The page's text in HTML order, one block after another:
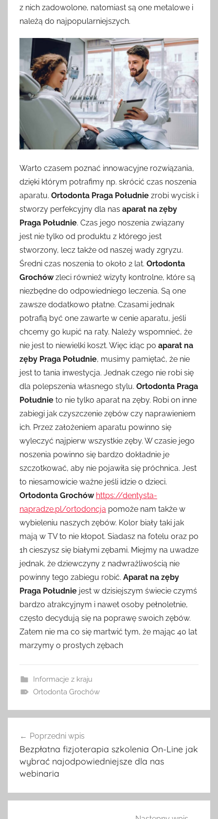
z nich zadowolone, natomiast są one metalowe i
należą do najpopularniejszych.
Warto czasem poznać innowacyjne rozwiązania,
dzięki którym potrafimy np. skrócić czas noszenia
aparatu. Ortodonta Praga Południe zrobi wycisk i
stworzy perfekcyjny dla nas aparat na zęby
Praga Południe. Czas jego noszenia związany
jest nie tylko od produktu z którego jest
stworzony, lecz także od naszej wady zgryzu.
Średni czas noszenia to około 2 lat. Ortodonta
Grochówzleci również wizyty kontrolne, które są
niezbędne do odpowiedniego leczenia. Są one
zawsze dodatkowo płatne. Czasami jednak
potrafią być one zawarte w cenie aparatu, jeśli
chcemy go kupić na raty. Należy wspomnieć, że
nie jest to niewielki koszt. Więc idąc po aparat na
zęby Praga Południe, musimy pamiętać, że nie
jest to tania inwestycja. Jednak czego nie robi się
dla polepszenia własnego stylu. Ortodonta Praga
Południe to nie tylko aparat na zęby. Robi on inne
zabiegi jak czyszczenie zębów czy naprawieniem
ich. Przez założeniem aparatu powinno się
wyleczyć najpierw wszystkie zęby. W czasie jego
noszenia powinno się bardzo dokładnie je
szczotkować, aby nie pojawiła się próchnica. Jest
to niesamowicie ważne jeśli idzie o dzieci.
Ortodonta Grochów https://dentysta-
napradze.pl/ortodoncja pomoże nam także w
wybieleniu naszych zębów. Kolor biały taki jak
mają w TV to nie kłopot. Siadasz na fotelu oraz po
1h cieszysz się białymi zębami. Miejmy na uwadze
jednak, że dziewczyny z nadwrażliwością nie
powinny tego zabiegu robić. Aparat na zęby
Praga Południe jest w dzisiejszym świecie czymś
bardzo atrakcyjnym i nawet osoby pełnoletnie,
często decydują się na poprawę swoich zębów.
Zatem nie ma co się martwić tym, że mając 40 lat
marzymy o prostych zębach
Informacje z kraju
Ortodonta Grochów
wpisu
Poprzedni wpis
Bezpłatna fizjoterapia szkolenia On-Line jak
wybrać najodpowiedniejsze dla nas
webinaria